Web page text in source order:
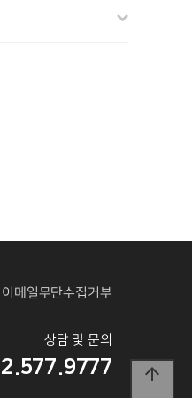
이메일무단수집거부
상담 및 문의
arrow_upward